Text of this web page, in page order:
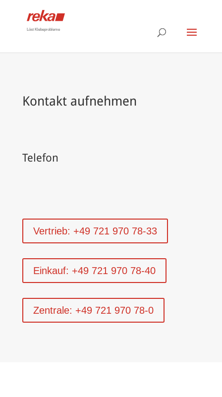
Löst Klebeprobleme
Kontakt aufnehmen
Telefon
Vertrieb: +49 721 970 78-33
Einkauf: +49 721 970 78-40
Zentrale: +49 721 970 78-0